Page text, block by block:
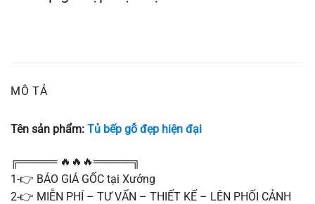
MÔ TẢ
Tên sản phẩm: Tủ bếp gỗ đẹp hiện đại
╔═════ 🔥🔥🔥═════╗
1-👉 BÁO GIÁ GỐC tại Xưởng
2-👉 MIỄN PHÍ – TƯ VẤN – THIẾT KẾ – LÊN PHỐI CẢNH